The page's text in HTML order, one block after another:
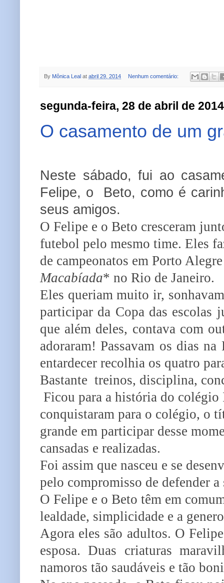
By Mônica Leal at abril 29, 2014 Nenhum comentário:
segunda-feira, 28 de abril de 2014
O casamento de um
Neste sábado, fui ao
Felipe, o Beto, como é
seus amigos.
O Felipe e o Beto cresceram
futebol pelo mesmo time. Eles
de campeonatos em Porto
Macabíada* no Rio de Janeiro.
Eles queriam muito ir,
participar da Copa das escolas
que além deles, contava com
adoraram! Passavam os dias
entardecer recolhia os quatro
Bastante treinos, disciplina,
Ficou para a história do
conquistaram para o colégio, o
grande em participar desse
cansadas e realizadas.
Foi assim que nasceu e se
pelo compromisso de defender
O Felipe e o Beto têm em
lealdade, simplicidade e a
Agora eles são adultos. O
esposa. Duas criaturas
namoros tão saudáveis e tão